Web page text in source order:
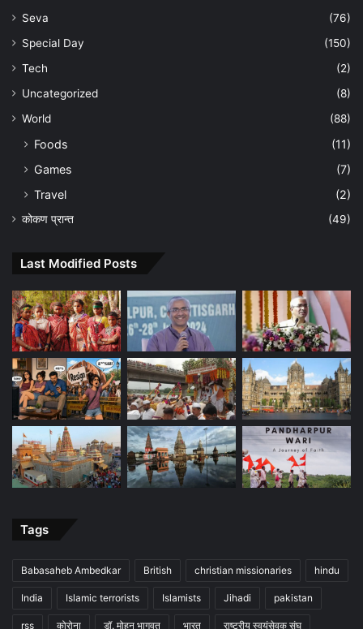
Seva
(76)
Special Day
(150)
Tech
(2)
Uncategorized
(8)
World
(88)
Foods
(11)
Games
(7)
Travel
(2)
कोकण प्रान्त (49)
Last Modified Posts
Tags
Babasaheb Ambedkar British christian missionaries hindu
India Islamic terrorists Islamists Jihadi pakistan
rss कोरोना डॉ. मोहन भागवत भारत राष्ट्रीय स्वयंसेवक संघ